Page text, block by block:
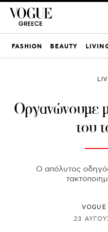
FASHION BEAUTY
Οργανώνουμε
του
O απόλυτος
VOGUE
23